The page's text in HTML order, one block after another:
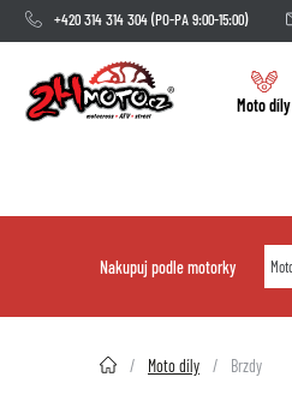
+420 314 314 304(PO-PA 9:00-15:00)
Moto díly
Nakupuj podle motorky
2HMOTO.cz Moto díly Brzdy